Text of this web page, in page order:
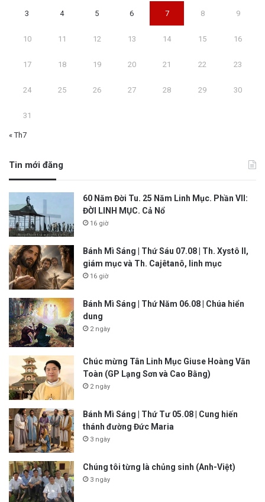
3 4 5 6 7 8 9
10 11 12 13 14 15 16
17 18 19 20 21 22 23
24 25 26 27 28 29 30
31
« Th7
Tin mới đăng
60 Năm Đời Tu. 25 Năm Linh Mục. Phần VII:
ĐỜI LINH MỤC. Cả Nổ
16 giờ
Bánh Mì Sáng | Thứ Sáu 07.08 | Th. Xystô II,
giám mục và Th. Cajêtanô, linh mục
16 giờ
Bánh Mì Sáng | Thứ Năm 06.08 | Chúa hiển
dung
2 ngày
Chúc mừng Tân Linh Mục Giuse Hoàng Văn
Toàn (GP Lạng Sơn và Cao Bằng)
2 ngày
Bánh Mì Sáng | Thứ Tư 05.08 | Cung hiến
thánh đường Đức Maria
3 ngày
Chúng tôi từng là chủng sinh (Anh-Việt)
3 ngày